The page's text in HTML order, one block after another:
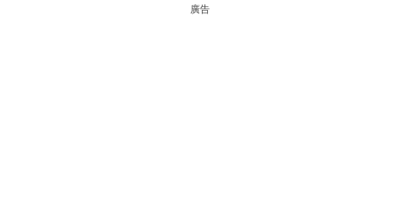
廣告